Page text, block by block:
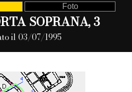
Foto
SOPRANA, 3
il 03/07/1995